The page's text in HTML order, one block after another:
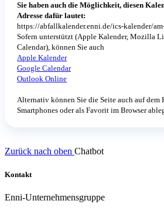
Sie haben auch die Möglichkeit, diesen
Adresse dafür lautet:
https://abfallkalender.enni.de/ics-kalender/
Sofern unterstützt (Apple Kalender, Mozilla
Calendar), können Sie auch
Apple Kalender
Google Calendar
Outlook Online
Alternativ können Sie die Seite auch auf dem
Smartphones oder als Favorit im Browser
Zurück nach oben Chatbot
Kontakt
Enni-Unternehmensgruppe